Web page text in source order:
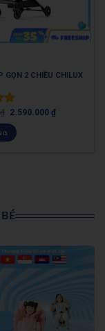
GỌN 2 CHIỀU CHILUX
₫ 2.590.000 ₫